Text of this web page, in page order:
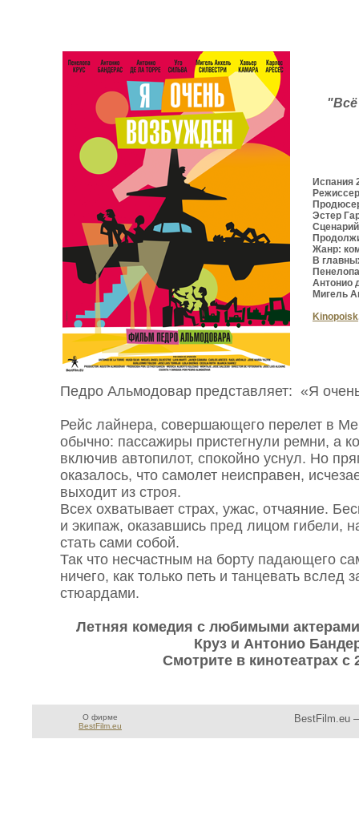
"Всё
Испания
Эстер
Жанр:
В
Антонио
Мигель
Kinopoisk
Педро Альмодовар представляет: «Я
Рейс лайнера, совершающего перелет в
обычно: пассажиры пристегнули ремни, а
включив автопилот, спокойно уснул. Но
оказалось, что самолет неисправен,
выходит из строя.
Всех охватывает страх, ужас, отчаяние.
и экипаж, оказавшись пред лицом гибели,
стать сами собой.
Так что несчастным на борту падающего
ничего, как только петь и танцевать вслед
стюардами.
Летняя комедия с любимыми
Круз и Антонио
Смотрите в кинотеатрах
О фирме
BestFilm.eu
BestFilm.eu